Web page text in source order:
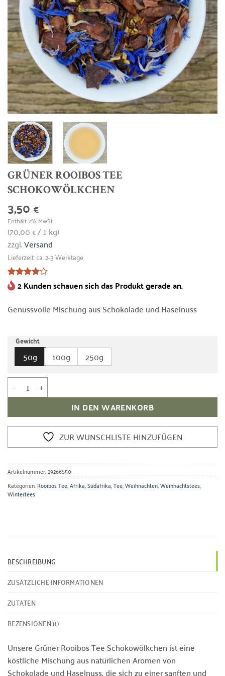
GRÜNER ROOIBOS TEE
SCHOKOWÖLKCHEN
3,50 €
Enthält 7% MwSt.
(70,00 €/ 1 kg)
zzgl.Versand
Lieferzeit: ca. 2-3 Werktage
Bewertet
mit 4
basierend
1 2 Kunden schauen sich das Produkt gerade an.
Genussvolle Mischung aus Schokolade und Haselnuss
Gewicht
50g 100g 250g
Grüner Rooibos Tee Schokowölkchen Menge
IN DEN WARENKORB
ZUR WUNSCHLISTE HINZUFÜGEN
Artikelnummer:29266S50
Kategorien:Rooibos Tee,Afrika,Südafrika,Tee,Weihnachten,Weihnachtstees,
Wintertees
BESCHREIBUNG
ZUSÄTZLICHE INFORMATIONEN
ZUTATEN
REZENSIONEN (1)
Unsere Grüner Rooibos Tee Schokowölkchen ist eine
köstliche Mischung aus natürlichen Aromen von
Schokolade und Haselnuss, die sich zu einer sanften und